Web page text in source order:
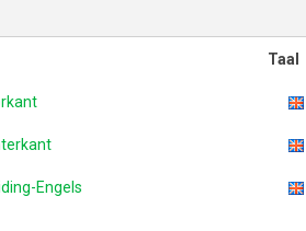
Taal
Engels